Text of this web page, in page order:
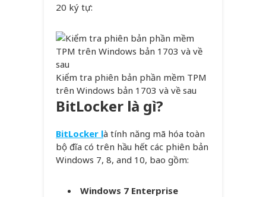
20 ký tự:
Kiểm tra phiên bản phần mềm TPM
trên Windows bản 1703 và về sau
BitLocker là gì?
BitLocker là tính năng mã hóa toàn
bộ đĩa có trên hầu hết các phiên bản
Windows 7, 8, and 10, bao gồm:
Windows 7 Enterprise